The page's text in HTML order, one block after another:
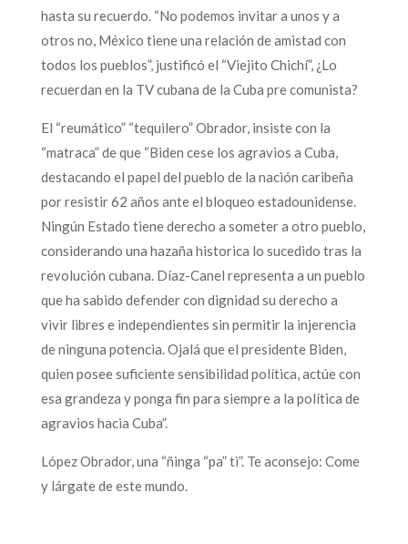
hasta su recuerdo. “No podemos invitar a unos y a
otros no, México tiene una relación de amistad con
todos los pueblos”, justificó el “Viejito Chichí”, ¿Lo
recuerdan en la TV cubana de la Cuba pre comunista?
El “reumático” “tequilero” Obrador, insiste con la
“matraca” de que “Biden cese los agravios a Cuba,
destacando el papel del pueblo de la nación caribeña
por resistir 62 años ante el bloqueo estadounidense.
Ningún Estado tiene derecho a someter a otro pueblo,
considerando una hazaña historica lo sucedido tras la
revolución cubana. Díaz-Canel representa a un pueblo
que ha sabido defender con dignidad su derecho a
vivir libres e independientes sin permitir la injerencia
de ninguna potencia. Ojalá que el presidente Biden,
quien posee suficiente sensibilidad política, actúe con
esa grandeza y ponga fin para siempre a la política de
agravios hacia Cuba”.
López Obrador, una “ñinga “pa” ti”. Te aconsejo: Come
y lárgate de este mundo.